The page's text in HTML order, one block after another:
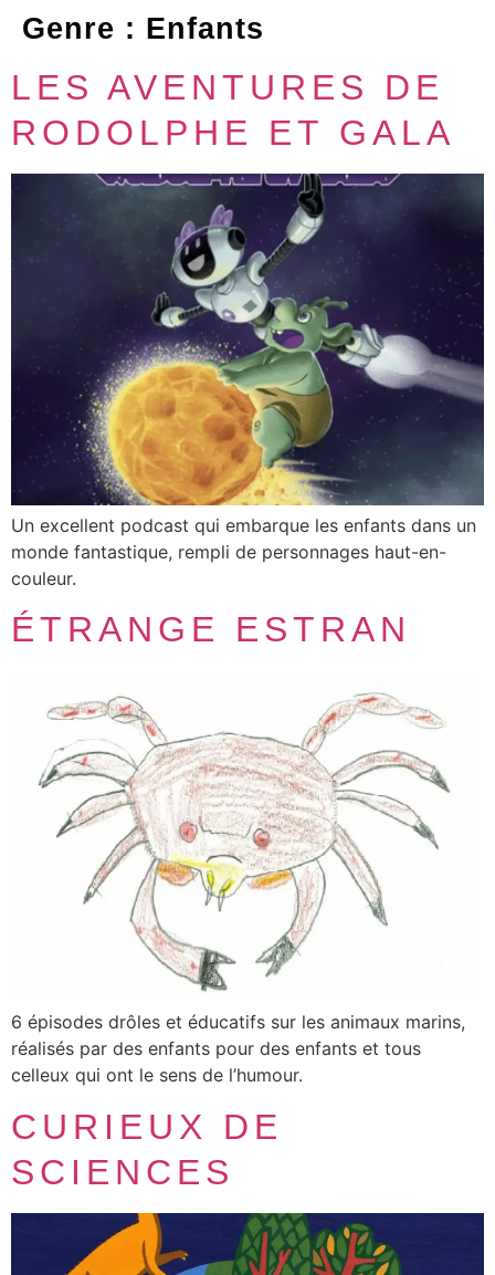
Genre : Enfants
LES AVENTURES DE
RODOLPHE ET GALA
Un excellent podcast qui embarque les enfants dans un
monde fantastique, rempli de personnages haut-en-
couleur.
ÉTRANGE ESTRAN
6 épisodes drôles et éducatifs sur les animaux marins,
réalisés par des enfants pour des enfants et tous
celleux qui ont le sens de l’humour.
CURIEUX DE
SCIENCES